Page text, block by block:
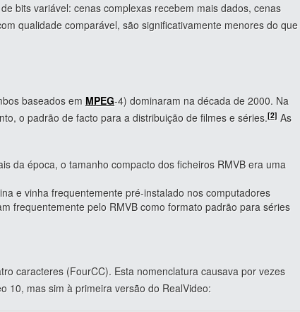
bits variável: cenas complexas recebem mais dados, cenas
qualidade comparável, são significativamente menores do que
baseados em MPEG-4) dominaram na década de 2000. Na
o padrão de facto para a distribuição de filmes e séries.[2] As
da época, o tamanho compacto dos ficheiros RMVB era uma
e vinha frequentemente pré-instalado nos computadores
frequentemente pelo RMVB como formato padrão para séries
caracteres (FourCC). Esta nomenclatura causava por vezes
10, mas sim à primeira versão do RealVideo: